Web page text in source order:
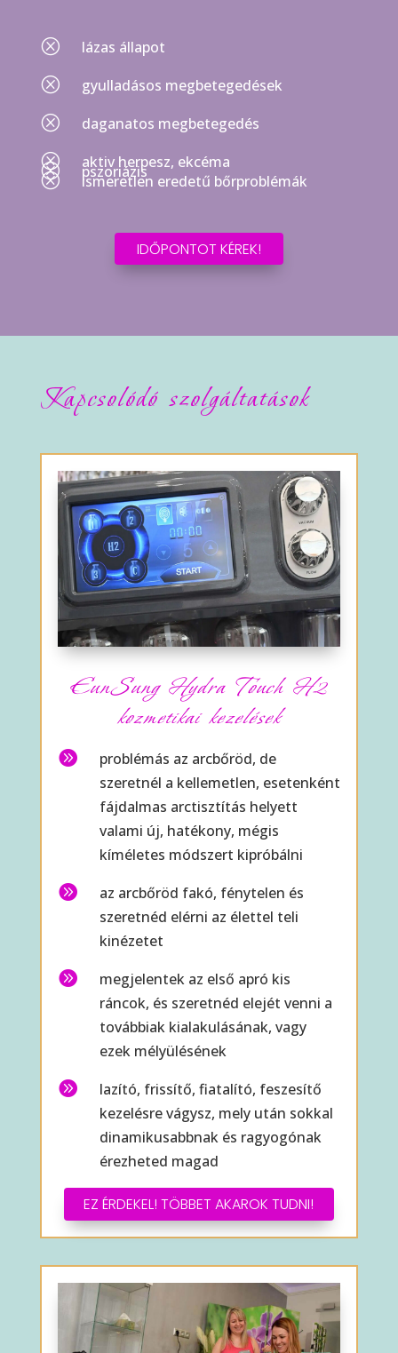
Q
lázas állapot
Q
gyulladásos megbetegedések
Q
daganatos megbetegedés
Q
aktiv herpesz, ekcéma
Q pszoriázis
Q ismeretlen eredetű bőrproblémák
IDŐPONTOT KÉREK!
Kapcsolódó szolgáltatások
EunSung Hydra Touch H2
kozmetikai kezelések

problémás az arcbőröd, de
szeretnél a kellemetlen, esetenként
fájdalmas arctisztítás helyett
valami új, hatékony, mégis
kíméletes módszert kipróbálni

az arcbőröd fakó, fénytelen és
szeretnéd elérni az élettel teli
kinézetet

megjelentek az első apró kis
ráncok, és szeretnéd elejét venni a
továbbiak kialakulásának, vagy
ezek mélyülésének

lazító, frissítő, fiatalító, feszesítő
kezelésre vágysz, mely után sokkal
dinamikusabbnak és ragyogónak
érezheted magad
EZ ÉRDEKEL! TÖBBET AKAROK TUDNI!